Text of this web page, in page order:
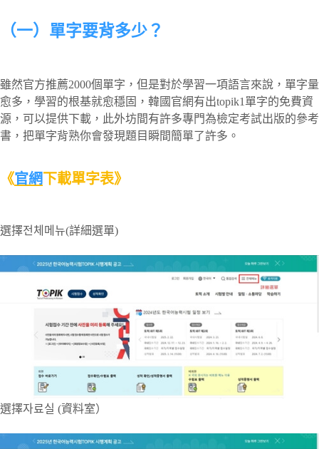
（一）單字要背多少？
雖然官方推薦2000個單字，但是對於學習一項語言來說，單字量
愈多，學習的根基就愈穩固，韓國官網有出topik1單字的免費資
源，可以提供下載，此外坊間有許多專門為檢定考試出版的參考
書，把單字背熟你會發現題目瞬間簡單了許多。
《官網下載單字表》
選擇전체메뉴(詳細選單)
選擇자료실 (資料室）